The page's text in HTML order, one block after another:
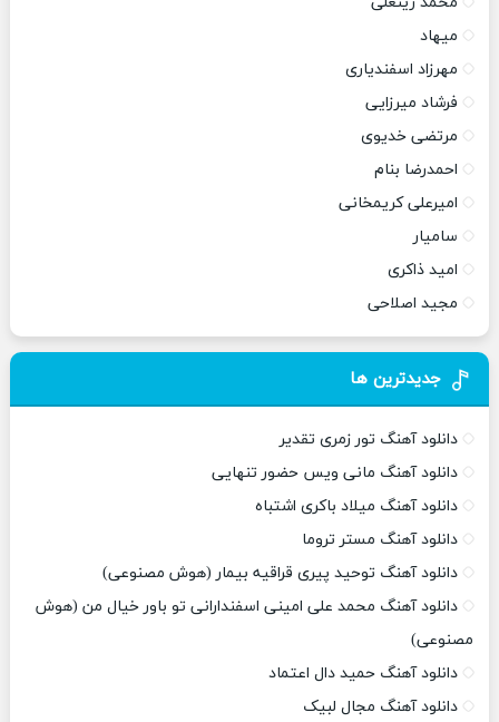
میهاد
مهرزاد اسفندیاری
فرشاد میرزایی
مرتضی خدیوی
احمدرضا بنام
امیرعلی کریمخانی
سامیار
امید ذاکری
مجید اصلاحی
جدیدترین ها
دانلود آهنگ تور زمری تقدیر
دانلود آهنگ مانی ویس حضور تنهایی
دانلود آهنگ میلاد باکری اشتباه
دانلود آهنگ مستر تروما
دانلود آهنگ توحید پیری قراقیه بیمار (هوش مصنوعی)
دانلود آهنگ محمد علی امینی اسفندارانی تو باور خیال من (هوش
مصنوعی)
دانلود آهنگ حمید دال اعتماد
دانلود آهنگ مجال لبیک